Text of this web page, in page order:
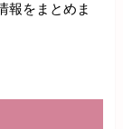
報をまとめま